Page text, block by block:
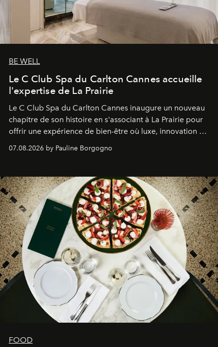
BE WELL
Le C Club Spa du Carlton Cannes accueille
l'expertise de La Prairie
Le C Club Spa du Carlton Cannes inaugure un nouveau
chapitre de son histoire en s'associant à La Prairie pour
offrir une expérience de bien-être où luxe, innovation et
expertise se rencontrent.
07.08.2026 by Pauline Borgogno
FOOD